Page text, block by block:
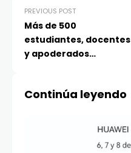
PREVIOUS POST
Más de 500
estudiantes, docentes
y apoderados
para impulsar
Continúa leyendo